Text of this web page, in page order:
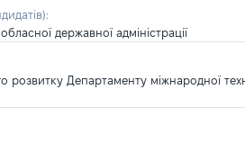
:
державної адміністрації
Департаменту міжнародної